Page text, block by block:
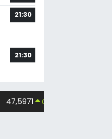
21:30
21:30
47,5971 0.05